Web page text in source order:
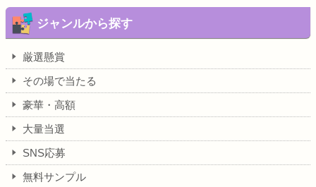
ジャンルから探す
厳選懸賞
その場で当たる
豪華・高額
大量当選
SNS応募
無料サンプル